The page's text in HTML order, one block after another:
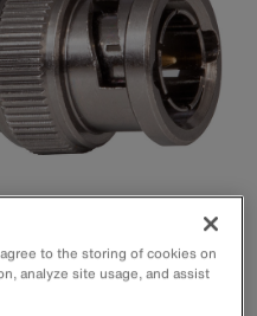
to the storing of cookies on
analyze site usage, and assist